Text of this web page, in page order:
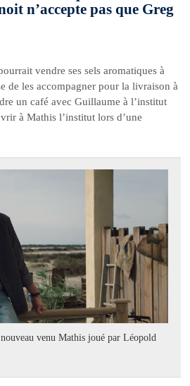
n’accepte pas que Greg
vendre ses sels aromatiques à
de les accompagner pour la livraison à
un café avec Guillaume à l’institut
à Mathis l’institut lors d’une
venu Mathis joué par Léopold